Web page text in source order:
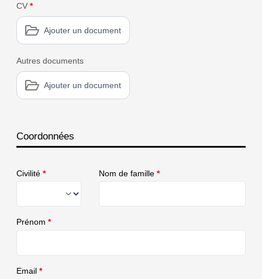
CV *
Ajouter un document
Autres documents
Ajouter un document
Coordonnées
Civilité * Nom de famille *
Prénom *
Email *